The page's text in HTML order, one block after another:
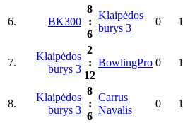
6. BK300
8
:
6
Klaipėdos
būrys 3
0
7.
Klaipėdos
būrys 3
2
:
12
BowlingPro 0
8.
Klaipėdos
būrys 3
8
:
6
Carrus
Navalis
0